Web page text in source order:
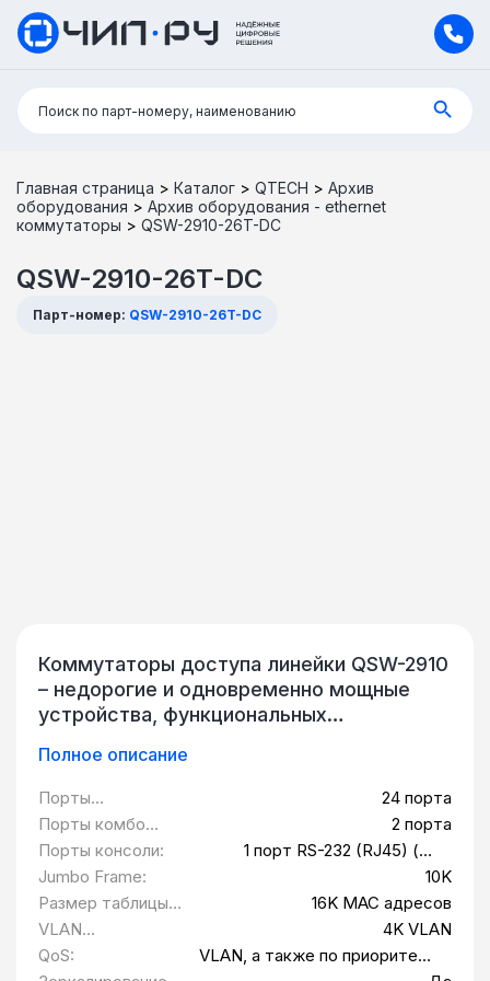
Поиск:
Поиск по парт-номеру, наименованию
Главная страница > Каталог > QTECH > Архив
оборудования > Архив оборудования - ethernet
коммутаторы > QSW-2910-26T-DC
QSW-2910-26T-DC
Парт-номер: QSW-2910-26T-DC
Коммутаторы доступа линейки QSW-2910
– недорогие и одновременно мощные
устройства, функциональных
создания компьютерных сетей
предприятий, построения систем
видеонаблюдения, использования в
сетях интернет-провайдеров и
операторов связи. Все управляемые
коммутаторы серии QSW-2910 являются
свичами доступа, обладающими
функционалом L2+. Особенности Ethernet
коммутаторов доступа QSW-2910
Полное описание
Порты
10/100BASE-T:
24 порта
Порты комбо
1000BASE-TSFP:
2 порта
Порты консоли:
1 порт RS-232 (RJ45) (на
передней панели)
Jumbo Frame:
10K
Размер таблицы
MAC адресов:
16K MAC адресов
VLAN
функционал:
4K VLAN
QoS:
VLAN, а также по приоритету
CoS. Поддерживается